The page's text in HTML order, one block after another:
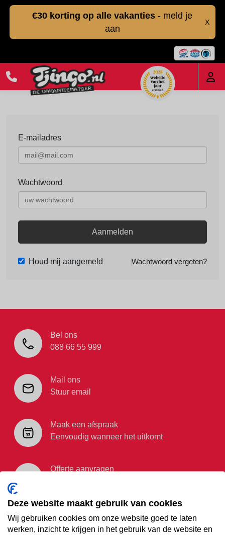
€30 korting op alle vakanties - meld je
aan
X
E-mailadres
Wachtwoord
Aanmelden
Houd mij aangemeld Wachtwoord vergeten?
Bel ons
088 66 55 999
Mail ons
Stuur email
Maak een afspraak
Eenvoudig wanneer het uitkomt
Offerte aanvragen
€35,- korting op je
Deze website maakt gebruik van cookies
Wij gebruiken cookies om onze website goed te laten
werken, inzicht te krijgen in het gebruik van de website en